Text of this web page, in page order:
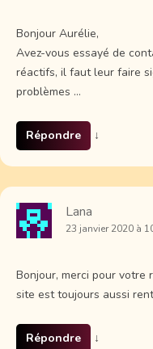
Bonjour Aurélie,
Avez-vous essayé de
réactifs, il faut leur faire
problèmes …
Répondre ↓
Lana
23 janvier 2020 à
Bonjour, merci pour votre
site est toujours aussi
Répondre ↓